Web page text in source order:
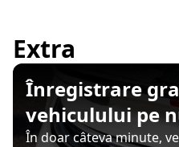
Extra
Înregistrare
vehiculului pe
În doar câteva minute,